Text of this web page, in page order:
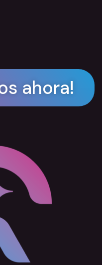
ahora!